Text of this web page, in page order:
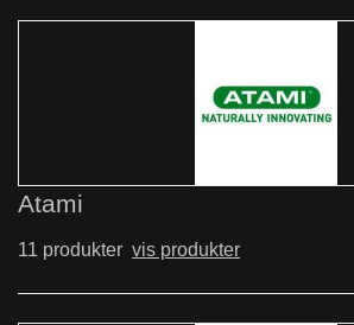
Atami
11 produkter vis produkter